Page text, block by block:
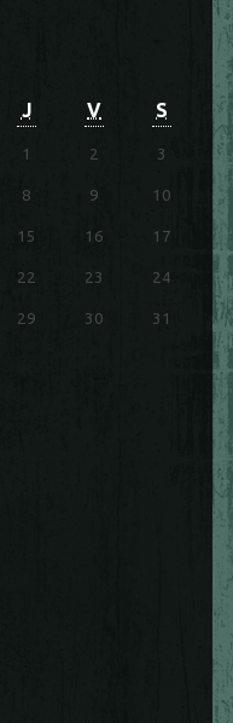
J V S
1 2 3
8 9 10
15 16 17
22 23 24
29 30 31